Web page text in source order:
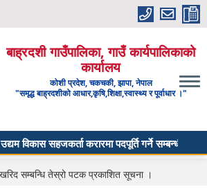
बाह्रदशी गाउँपालिका, गाउँ कार्यपालिकाको
कार्यालय
कोशी प्रदेश, चकचकी, झापा, नेपाल
"समृद्ध बाह्रदशीको आधार,कृषि,शिक्षा,स्वास्थ्य र पूर्वाधार ।"
विकास सहजकर्ता करारमा पदपूर्ति गर्ने सम्बन्धी सूचना ।
खरिद सम्बन्धि तेस्रो पटक प्रकाशित सूचना ।